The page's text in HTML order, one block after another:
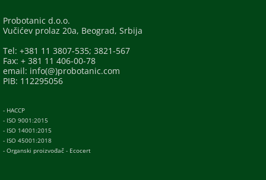
Probotanic d.o.o.
Vučićev prolaz 20a, Beograd, Srbija
Tel: +381 11 3807-535; 3821-567
Fax: + 381 11 406-00-78
email: info(@)probotanic.com
PIB: 112295056
- HACCP
- ISO 9001:2015
- ISO 14001:2015
- ISO 45001:2018
- Organski proizvođač - Ecocert